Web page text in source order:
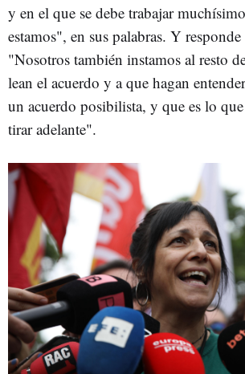
y en el que se debe trabajar
estamos", en sus palabras. Y responde
"Nosotros también instamos al resto
lean el acuerdo y a que hagan
un acuerdo posibilista, y que es lo
tirar adelante".